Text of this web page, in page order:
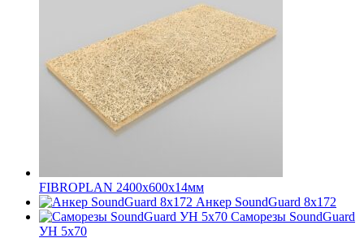
FIBROPLAN 2400х600х14мм
Анкер SoundGuard 8x172
Саморезы SoundGuard
УН 5х70